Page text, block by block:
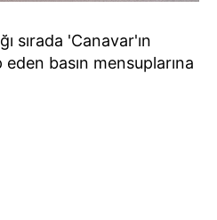
sırada 'Canavar'ın
basın mensuplarına